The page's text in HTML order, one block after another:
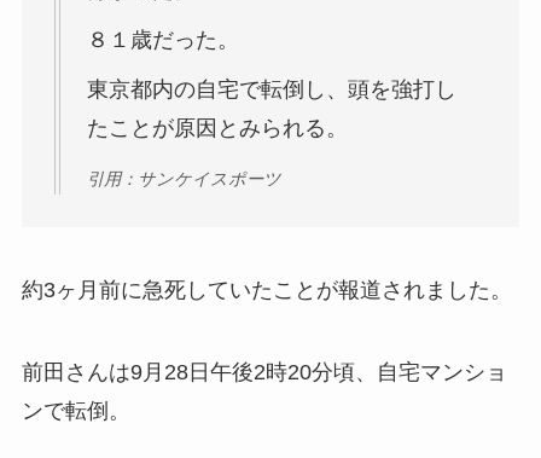
８１歳だった。
東京都内の自宅で転倒し、頭を強打し
たことが原因とみられる。
引用：サンケイスポーツ
約3ヶ月前に急死していたことが報道されました。
前田さんは9月28日午後2時20分頃、自宅マンショ
ンで転倒。